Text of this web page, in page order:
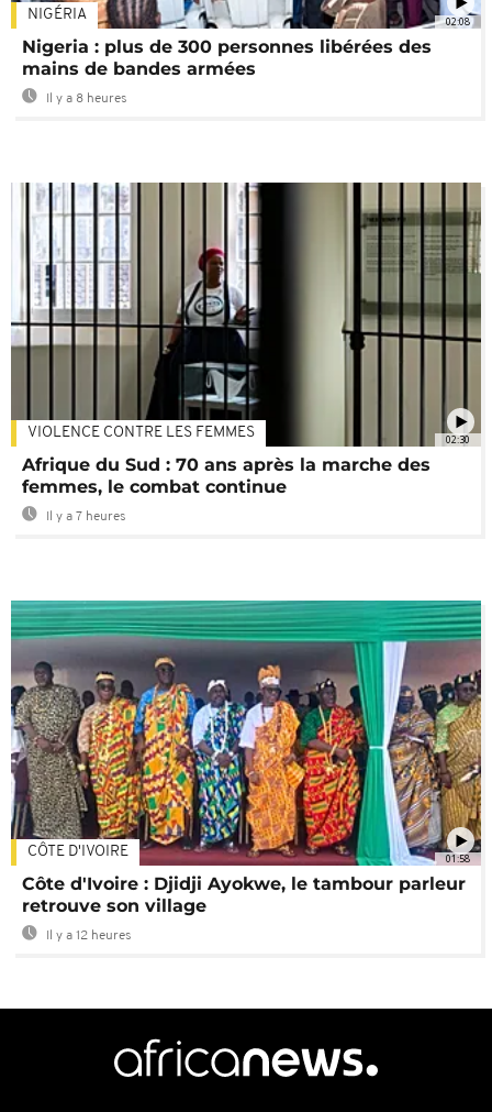
02:08
NIGÉRIA
Nigeria : plus de 300 personnes libérées des
mains de bandes armées
Il y a 8 heures
02:30
VIOLENCE CONTRE LES FEMMES
Afrique du Sud : 70 ans après la marche des
femmes, le combat continue
Il y a 7 heures
01:58
CÔTE D'IVOIRE
Côte d'Ivoire : Djidji Ayokwe, le tambour parleur
retrouve son village
Il y a 12 heures